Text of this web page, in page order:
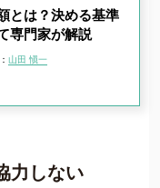
とは？決める基準
専門家が解説
山田 愼一
力しない